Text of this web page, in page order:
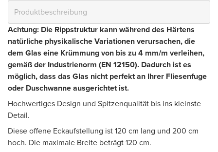
Achtung: Die Rippstruktur kann während des Härtens
natürliche physikalische Variationen verursachen, die
dem Glas eine Krümmung von bis zu 4 mm/m verleihen,
gemäß der Industrienorm (EN 12150). Dadurch ist es
möglich, dass das Glas nicht perfekt an Ihrer Fliesenfuge
oder Duschwanne ausgerichtet ist.
Hochwertiges Design und Spitzenqualität bis ins kleinste
Detail.
Diese offene Eckaufstellung ist 120 cm lang und 200 cm
hoch. Die maximale Breite beträgt 120 cm.